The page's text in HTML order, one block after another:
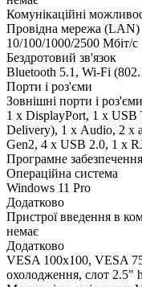
Комунікаційні
Провідна мережа (LAN)
10/100/1000/2500 Мбіт/с
Бездротовий зв'язок
Bluetooth 5.1, Wi-Fi
Порти і роз'єми
Зовнішні порти і роз'єми
1 x DisplayPort, 1 x
Delivery), 1 х Audio, 2 x
Gen2, 4 x USB 2.0, 1 x
Програмне забезпечення
Операційна система
Windows 11 Pro
Додатково
Пристрої введення в
немає
Додатково
VESA 100x100, VESA
охолодження, слот 2.5"